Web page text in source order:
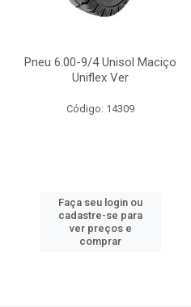
Pneu 6.00-9/4 Unisol Maciço
Uniflex Ver
Código: 14309
Faça seu login ou
cadastre-se para
ver preços e
comprar